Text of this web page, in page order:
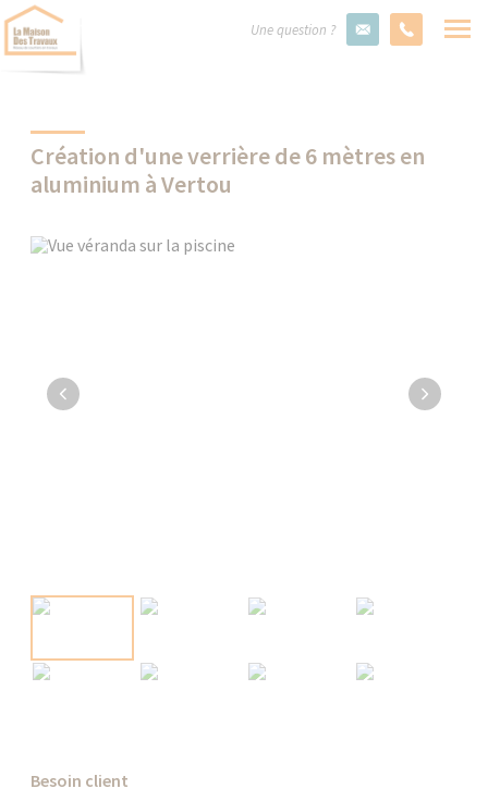
Une question ?
Création d'une verrière de 6 mètres en
aluminium à Vertou
Besoin client